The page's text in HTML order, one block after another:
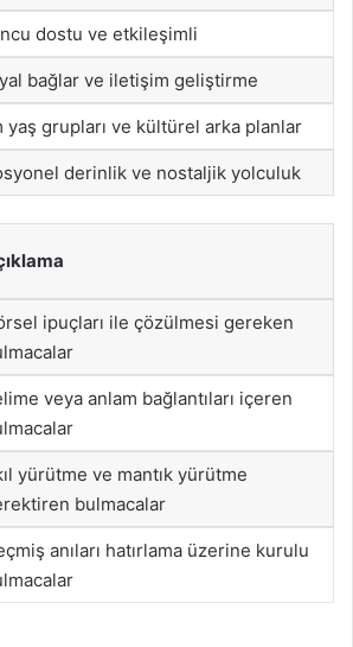
dostu ve etkileşimli
bağlar ve iletişim geliştirme
yaş grupları ve kültürel arka planlar
derinlik ve nostaljik yolculuk
ipuçları ile çözülmesi gereken
veya anlam bağlantıları içeren
yürütme ve mantık yürütme
bulmacalar
anıları hatırlama üzerine kurulu